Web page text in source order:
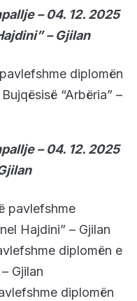
– 04. 12. 2025
– Gjilan
diplomën
“Arbëria” –
– 04. 12. 2025
pavlefshme
Hajdini” – Gjilan
diplomën e
Gjilan
diplomën